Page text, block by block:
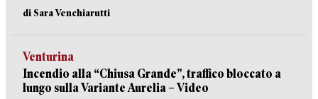
di Sara Venchiarutti
Venturina
Incendio alla “Chiusa Grande”, traffico bloccato a
lungo sulla Variante Aurelia – Video